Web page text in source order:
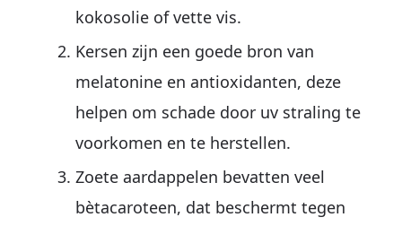
kokosolie of vette vis.
Kersen zijn een goede bron van
melatonine en antioxidanten, deze
helpen om schade door uv straling te
voorkomen en te herstellen.
Zoete aardappelen bevatten veel
bètacaroteen, dat beschermt tegen